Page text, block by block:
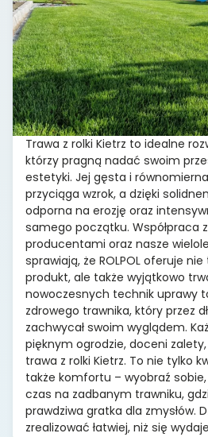
Trawa z rolki Kietrz to idealne
którzy pragną nadać swoim
estetyki. Jej gęsta i
przyciąga wzrok, a dzięki
odporna na erozję oraz
samego początku. Współpraca
producentami oraz nasze
sprawiają, że ROLPOL oferuje
produkt, ale także wyjątkowo
nowoczesnych technik uprawy
zdrowego trawnika, który przez
zachwycał swoim wyglądem.
pięknym ogrodzie, doceni
trawa z rolki Kietrz. To nie tylko
także komfortu – wyobraź sobie,
czas na zadbanym trawniku,
prawdziwa gratka dla zmysłów.
zrealizować łatwiej, niż się